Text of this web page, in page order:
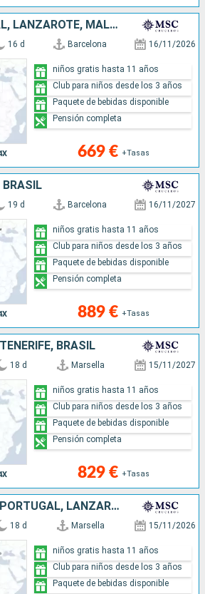
ESPAÑA, PORTUGAL, LANZAROTE, MALLORCA, BRASIL
16 d Barcelona 16/11/2026
669 € +Tasas
niños gratis hasta 11 años
Club para niños desde los 3 años
Paquete de bebidas disponible
Pensión completa
BRASIL
19 d Barcelona 16/11/2027
889 € +Tasas
niños gratis hasta 11 años
Club para niños desde los 3 años
Paquete de bebidas disponible
Pensión completa
BRASIL
18 d Marsella 15/11/2027
829 € +Tasas
niños gratis hasta 11 años
Club para niños desde los 3 años
Paquete de bebidas disponible
Pensión completa
FRANCIA, ESPAÑA, PORTUGAL, LANZAROTE, MALLORCA, BRASIL
18 d Marsella 15/11/2026
niños gratis hasta 11 años
Club para niños desde los 3 años
Paquete de bebidas disponible